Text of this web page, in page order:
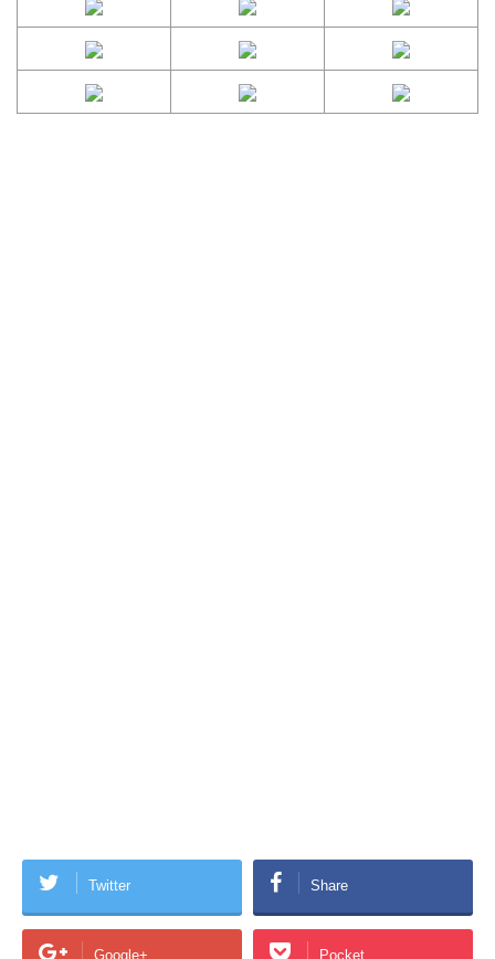
Twitter Share
Google+ Pocket